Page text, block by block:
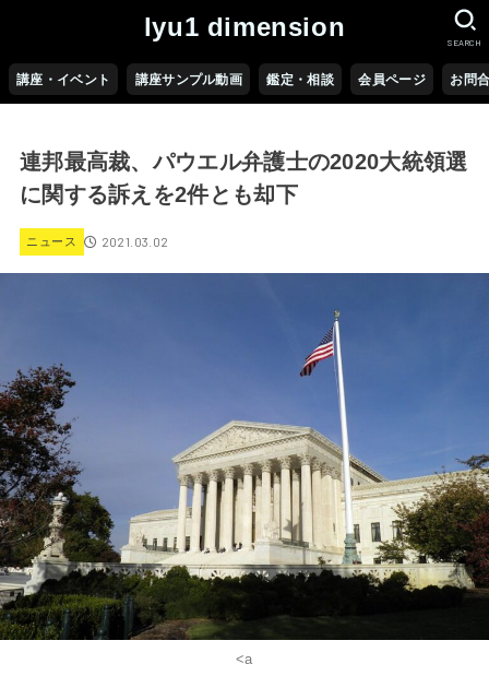
lyu1 dimension
講座・イベント 講座サンプル動画 鑑定・相談 会員ページ お問
SEARCH
連邦最高裁、パウエル弁護士の2020大統領選
に関する訴えを2件とも却下
ニュース 2021.03.02
<a